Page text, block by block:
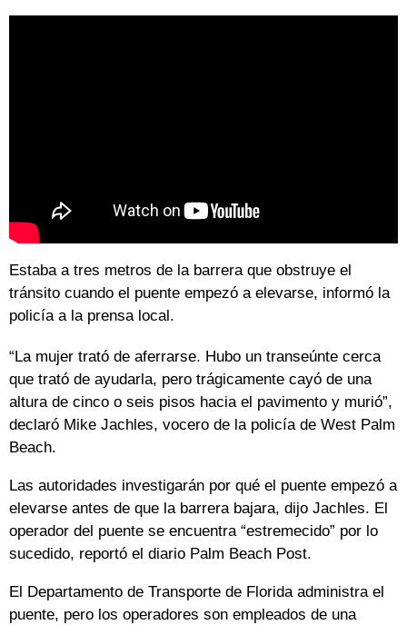
Estaba a tres metros de la barrera que obstruye el
tránsito cuando el puente empezó a elevarse, informó la
policía a la prensa local.
“La mujer trató de aferrarse. Hubo un transeúnte cerca
que trató de ayudarla, pero trágicamente cayó de una
altura de cinco o seis pisos hacia el pavimento y murió”,
declaró Mike Jachles, vocero de la policía de West Palm
Beach.
Las autoridades investigarán por qué el puente empezó a
elevarse antes de que la barrera bajara, dijo Jachles. El
operador del puente se encuentra “estremecido” por lo
sucedido, reportó el diario Palm Beach Post.
El Departamento de Transporte de Florida administra el
puente, pero los operadores son empleados de una